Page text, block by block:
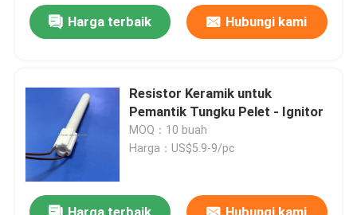
Harga terbaik Hubungi kami
Resistor Keramik untuk
Pemantik Tungku Pelet - Ignitor
MOQ：10 buah
Harga：US$5.9-9/pc